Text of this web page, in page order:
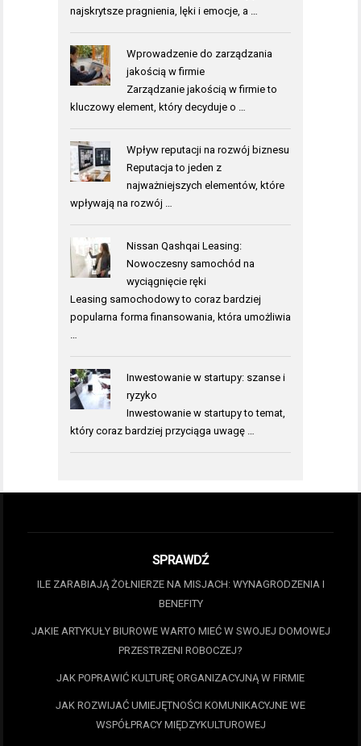
najskrytsze pragnienia, lęki i emocje, a …
Wprowadzenie do zarządzania
jakością w firmie
Zarządzanie jakością w firmie to
kluczowy element, który decyduje o …
Wpływ reputacji na rozwój biznesu
Reputacja to jeden z
najważniejszych elementów, które
wpływają na rozwój …
Nissan Qashqai Leasing:
Nowoczesny samochód na
wyciągnięcie ręki
Leasing samochodowy to coraz bardziej
popularna forma finansowania, która umożliwia
Inwestowanie w startupy: szanse i
ryzyko
Inwestowanie w startupy to temat,
który coraz bardziej przyciąga uwagę …
SPRAWDŹ
ILE ZARABIAJĄ ŻOŁNIERZE NA MISJACH: WYNAGRODZENIA I
BENEFITY
JAKIE ARTYKUŁY BIUROWE WARTO MIEĆ W SWOJEJ DOMOWEJ
PRZESTRZENI ROBOCZEJ?
JAK POPRAWIĆ KULTURĘ ORGANIZACYJNĄ W FIRMIE
JAK ROZWIJAĆ UMIEJĘTNOŚCI KOMUNIKACYJNE WE
WSPÓŁPRACY MIĘDZYKULTUROWEJ